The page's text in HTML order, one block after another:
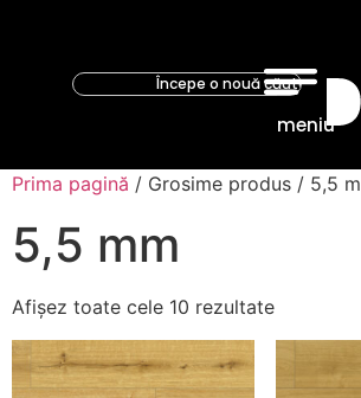
meniu
Prima pagină / Grosime produs / 5,5
5,5 mm
Afișez toate cele 10 rezultate